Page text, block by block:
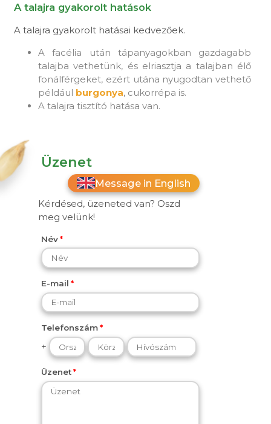
A talajra gyakorolt hatások
A talajra gyakorolt hatásai kedvezőek.
A facélia után tápanyagokban gazdagabb
talajba vethetünk, és elriasztja a talajban élő
fonálférgeket, ezért utána nyugodtan vethető
például burgonya, cukorrépa is.
A talajra tisztító hatása van.
Üzenet
Message in English
Kérdésed, üzeneted van? Oszd
meg velünk!
Név
E-mail
Telefonszám
+
Üzenet